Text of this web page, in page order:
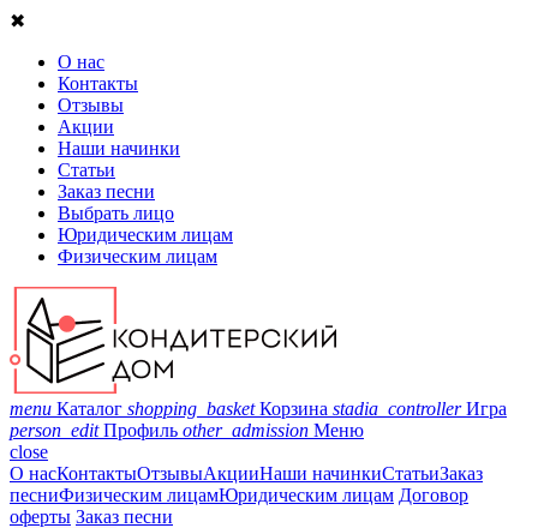
✖
О нас
Контакты
Отзывы
Акции
Наши начинки
Статьи
Заказ песни
Выбрать лицо
Юридическим лицам
Физическим лицам
menu Каталог shopping_basket Корзина stadia_controller Игра
person_edit Профиль other_admission Меню
close
О насКонтактыОтзывыАкцииНаши начинкиСтатьиЗаказ
песниФизическим лицамЮридическим лицам Договор
оферты Заказ песни